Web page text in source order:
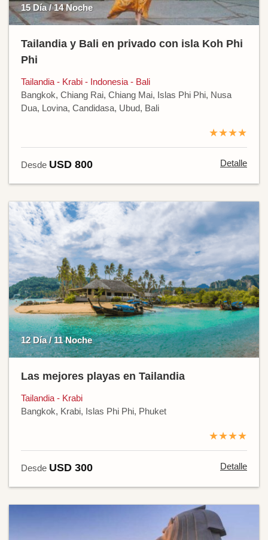
15 Día / 14 Noche
Tailandia y Bali en privado con isla Koh Phi
Phi
Tailandia - Krabi - Indonesia - Bali
Bangkok, Chiang Rai, Chiang Mai, Islas Phi Phi, Nusa
Dua, Lovina, Candidasa, Ubud, Bali
★★★★
Desde USD 800 Detalle
12 Día / 11 Noche
Las mejores playas en Tailandia
Tailandia - Krabi
Bangkok, Krabi, Islas Phi Phi, Phuket
★★★★
Desde USD 300 Detalle